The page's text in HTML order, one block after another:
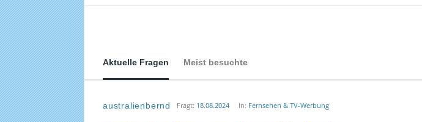
Aktuelle Fragen Meist besuchte
Musikforum
australienbernd Fragt: 18.08.2024 In: Fernsehen & TV-Werbung